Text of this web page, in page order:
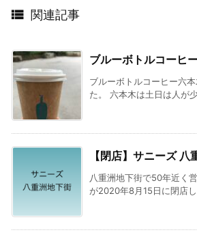
 関連記事
ブルーボトルコーヒ
ブルーボトルコーヒー六
た。 六本木は土日は人が
【閉店】サニーズ 八
八重洲地下街で50年近く
が2020年8月15日に閉店